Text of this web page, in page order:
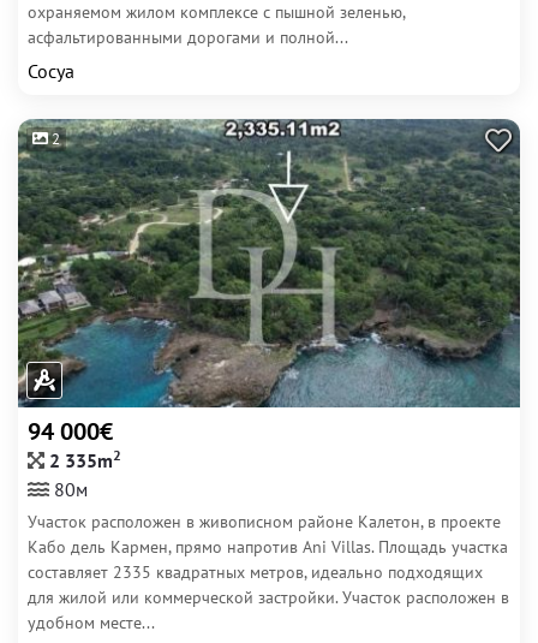
охраняемом жилом комплексе с пышной зеленью,
асфальтированными дорогами и полной...
Сосуа
2
94 000€
2 335m2
80м
Участок расположен в живописном районе Калетон, в проекте
Кабо дель Кармен, прямо напротив Ani Villas. Площадь участка
составляет 2335 квадратных метров, идеально подходящих
для жилой или коммерческой застройки. Участок расположен в
удобном месте...